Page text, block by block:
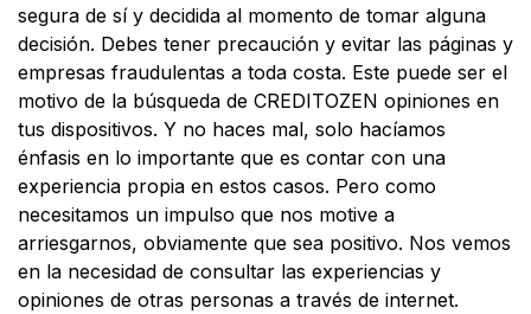
segura de sí y decidida al momento de tomar alguna
decisión. Debes tener precaución y evitar las páginas y
empresas fraudulentas a toda costa. Este puede ser el
motivo de la búsqueda de CREDITOZEN opiniones en
tus dispositivos. Y no haces mal, solo hacíamos
énfasis en lo importante que es contar con una
experiencia propia en estos casos. Pero como
necesitamos un impulso que nos motive a
arriesgarnos, obviamente que sea positivo. Nos vemos
en la necesidad de consultar las experiencias y
opiniones de otras personas a través de internet.